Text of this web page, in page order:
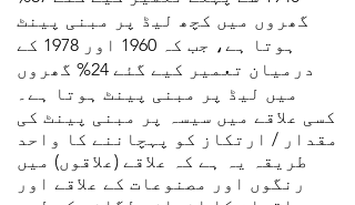
گھروں میں کچھ لیڈ پر مبنی پینٹ
ہوتا ہے، جب کہ 1960 اور 1978 کے
درمیان تعمیر کیے گئے 24% گھروں
میں لیڈ پر مبنی پینٹ ہوتا ہے۔
کسی علاقے میں سیسہ پر مبنی پینٹ کی
مقدار / ارتکاز کو پہچاننے کا واحد
طریقہ یہ ہے کہ علاقے (علاقوں) میں
رنگوں اور مصنوعات کے علاقے اور